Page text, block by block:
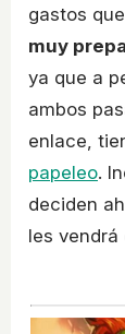
gastos
muy
ya que a
ambos
enlace,
papeleo.
deciden
les vendrá